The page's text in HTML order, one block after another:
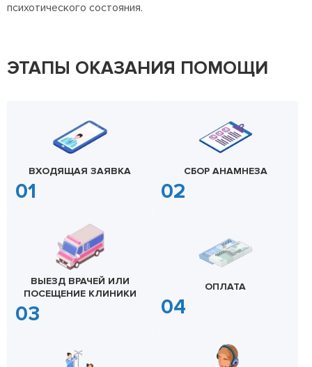
психотического состояния.
ЭТАПЫ ОКАЗАНИЯ ПОМОЩИ
ВХОДЯЩАЯ ЗАЯВКА СБОР АНАМНЕЗА
ВЫЕЗД ВРАЧЕЙ ИЛИ
ПОСЕЩЕНИЕ КЛИНИКИ
ОПЛАТА